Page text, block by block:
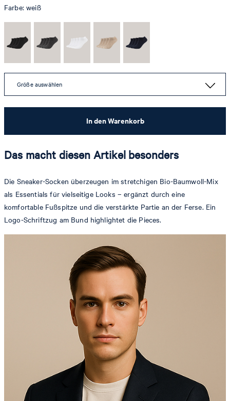
Farbe:weiß
Größe auswählen
In den Warenkorb
Das macht diesen Artikel besonders
Die Sneaker-Socken überzeugen im stretchigen Bio-Baumwoll-Mix
als Essentials für vielseitige Looks – ergänzt durch eine
komfortable Fußspitze und die verstärkte Partie an der Ferse. Ein
Logo-Schriftzug am Bund highlightet die Pieces.